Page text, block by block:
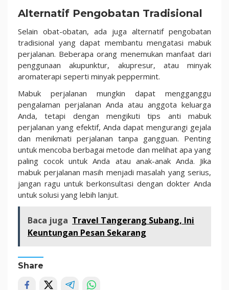
Alternatif Pengobatan Tradisional
Selain obat-obatan, ada juga alternatif pengobatan
tradisional yang dapat membantu mengatasi mabuk
perjalanan. Beberapa orang menemukan manfaat dari
penggunaan akupunktur, akupresur, atau minyak
aromaterapi seperti minyak peppermint.
Mabuk perjalanan mungkin dapat mengganggu
pengalaman perjalanan Anda atau anggota keluarga
Anda, tetapi dengan mengikuti tips anti mabuk
perjalanan yang efektif, Anda dapat mengurangi gejala
dan menikmati perjalanan tanpa gangguan. Penting
untuk mencoba berbagai metode dan melihat apa yang
paling cocok untuk Anda atau anak-anak Anda. Jika
mabuk perjalanan masih menjadi masalah yang serius,
jangan ragu untuk berkonsultasi dengan dokter Anda
untuk solusi yang lebih lanjut.
Baca juga Travel Tangerang Subang, Ini
Keuntungan Pesan Sekarang
Share